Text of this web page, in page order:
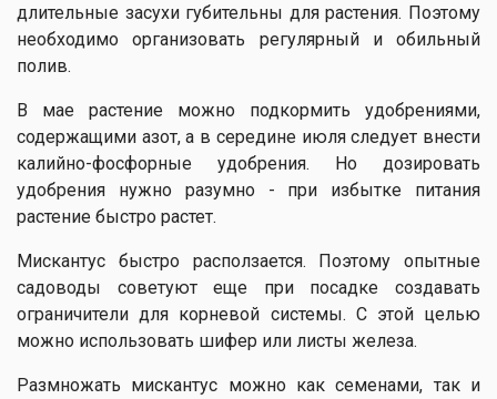
длительные засухи губительны для растения. Поэтому
необходимо организовать регулярный и обильный
полив.
В мае растение можно подкормить удобрениями,
содержащими азот, а в середине июля следует внести
калийно-фосфорные удобрения. Но дозировать
удобрения нужно разумно - при избытке питания
растение быстро растет.
Мискантус быстро расползается. Поэтому опытные
садоводы советуют еще при посадке создавать
ограничители для корневой системы. С этой целью
можно использовать шифер или листы железа.
Размножать мискантус можно как семенами, так и